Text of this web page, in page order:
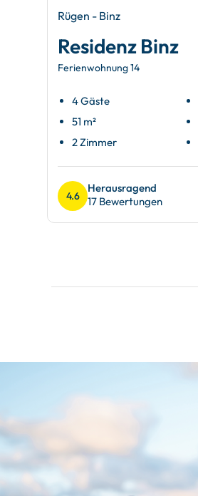
Rügen - Binz
Residenz Binz
Ferienwohnung 14
4 Gäste
51 m²
2 Zimmer
4.6
Herausragend
17 Bewertungen